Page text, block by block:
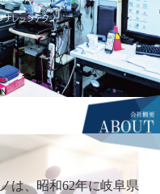
は、昭和62年に岐阜県